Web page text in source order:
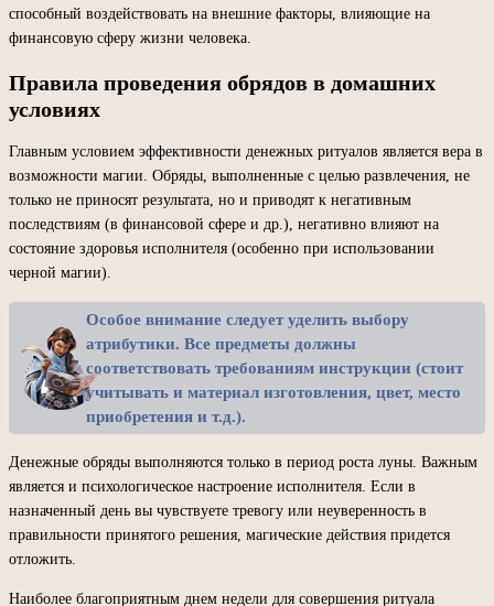
способный воздействовать на внешние факторы, влияющие на
финансовую сферу жизни человека.
Правила проведения обрядов в домашних
условиях
Главным условием эффективности денежных ритуалов является вера в
возможности магии. Обряды, выполненные с целью развлечения, не
только не приносят результата, но и приводят к негативным
последствиям (в финансовой сфере и др.), негативно влияют на
состояние здоровья исполнителя (особенно при использовании
черной магии).
Особое внимание следует уделить выбору
атрибутики. Все предметы должны
соответствовать требованиям инструкции (стоит
учитывать и материал изготовления, цвет, место
приобретения и т.д.).
Денежные обряды выполняются только в период роста луны. Важным
является и психологическое настроение исполнителя. Если в
назначенный день вы чувствуете тревогу или неуверенность в
правильности принятого решения, магические действия придется
отложить.
Наиболее благоприятным днем недели для совершения ритуала